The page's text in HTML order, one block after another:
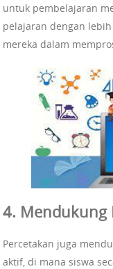
untuk pembelajaran
pelajaran dengan
mereka dalam
4. Mendukung
Percetakan juga
aktif, di mana siswa